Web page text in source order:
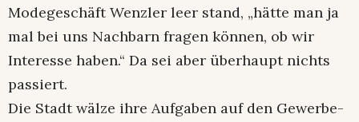
Modegeschäft Wenzler leer stand, „hätte man ja
mal bei uns Nachbarn fragen können, ob wir
Interesse haben.“ Da sei aber überhaupt nichts
passiert.
Die Stadt wälze ihre Aufgaben auf den Gewerbe-